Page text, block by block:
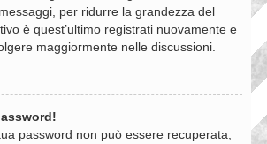
per ridurre la grandezza del
è quest’ultimo registrati nuovamente e
maggiormente nelle discussioni.
password non può essere recuperata,